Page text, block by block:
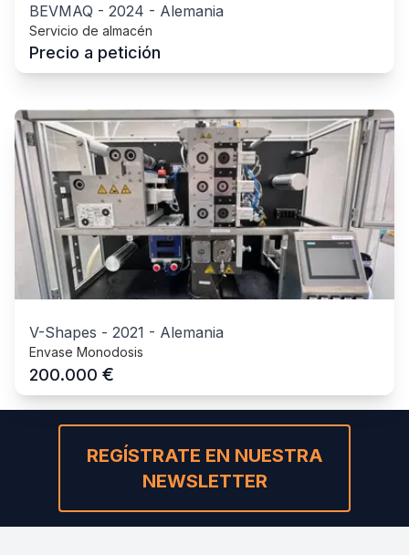
BEVMAQ - 2024 - Alemania
Servicio de almacén
Precio a petición
V-Shapes - 2021 - Alemania
Envase Monodosis
200.000 €
REGÍSTRATE EN NUESTRA
NEWSLETTER